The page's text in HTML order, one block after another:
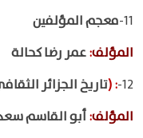
11- معجم المؤلفين
المؤلف:عمر رضا كحالة
12-
:
(تاريخ الجزائر
المؤلف:أبو القاسم